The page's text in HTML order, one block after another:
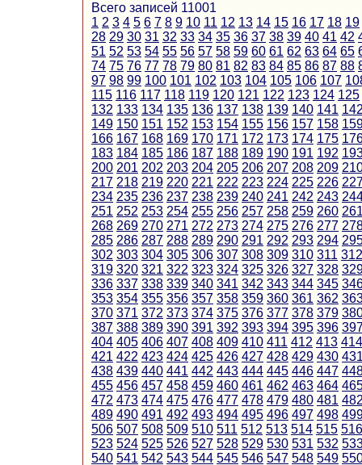
Всего записей 11001
1 2 3 4 5 6 7 8 9 10 11 12 13 14 15 16 17 18 19
28 29 30 31 32 33 34 35 36 37 38 39 40 41 42
51 52 53 54 55 56 57 58 59 60 61 62 63 64 65
74 75 76 77 78 79 80 81 82 83 84 85 86 87 88
97 98 99 100 101 102 103 104 105 106 107
115 116 117 118 119 120 121 122 123 124 125
132 133 134 135 136 137 138 139 140 141
149 150 151 152 153 154 155 156 157 158
166 167 168 169 170 171 172 173 174 175
183 184 185 186 187 188 189 190 191 192
200 201 202 203 204 205 206 207 208 209
217 218 219 220 221 222 223 224 225 226
234 235 236 237 238 239 240 241 242 243
251 252 253 254 255 256 257 258 259 260
268 269 270 271 272 273 274 275 276 277
285 286 287 288 289 290 291 292 293 294
302 303 304 305 306 307 308 309 310 311 312
319 320 321 322 323 324 325 326 327 328
336 337 338 339 340 341 342 343 344 345
353 354 355 356 357 358 359 360 361 362
370 371 372 373 374 375 376 377 378 379
387 388 389 390 391 392 393 394 395 396
404 405 406 407 408 409 410 411 412 413 414
421 422 423 424 425 426 427 428 429 430
438 439 440 441 442 443 444 445 446 447
455 456 457 458 459 460 461 462 463 464
472 473 474 475 476 477 478 479 480 481
489 490 491 492 493 494 495 496 497 498
506 507 508 509 510 511 512 513 514 515 516
523 524 525 526 527 528 529 530 531 532
540 541 542 543 544 545 546 547 548 549